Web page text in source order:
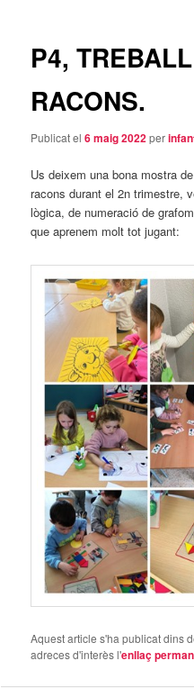
P4,
RACONS.
Publicat el6 maig 2022per
Us deixem una bona mostra
racons durant el 2n trimestre,
lògica, de numeració de
que aprenem molt tot jugant:
Aquest article s'ha publicat dins
adreces d'interès l'enllaç